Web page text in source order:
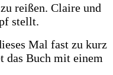
reißen. Claire und
stellt.
Mal fast zu kurz
das Buch mit einem